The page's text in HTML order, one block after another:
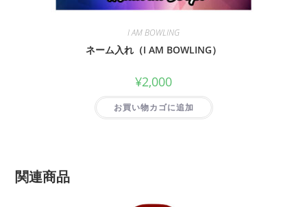
I AM BOWLING
ネーム入れ（I AM BOWLING）
¥2,000
お買い物カゴに追加
関連商品